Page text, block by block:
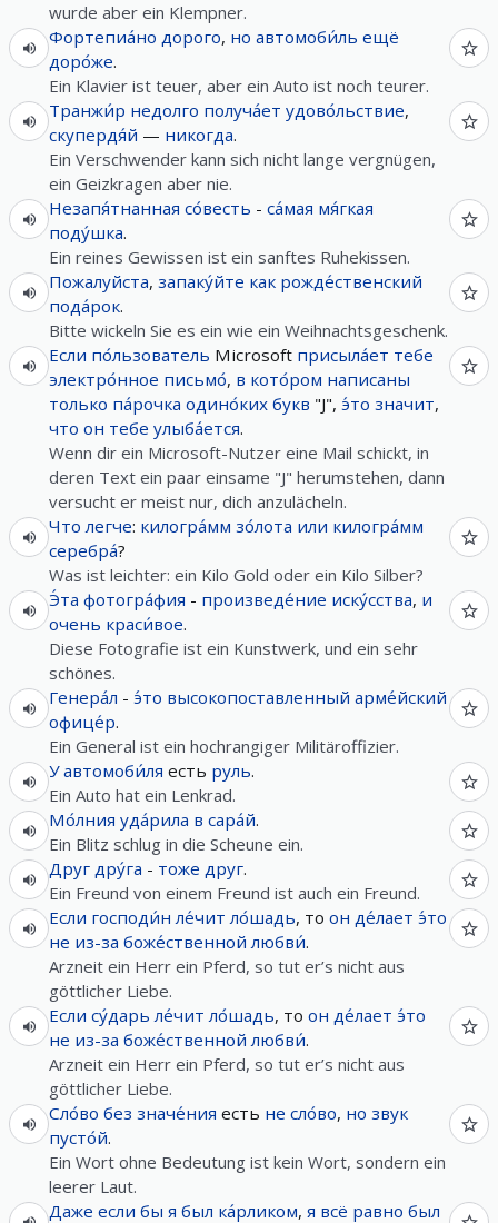
wurde aber ein Klempner.
Фортепиа́но дорого, но автомоби́ль ещё
доро́же.
Ein Klavier ist teuer, aber ein Auto ist noch teurer.
Транжи́р недолго получа́ет удово́льствие,
скупердя́й — никогда.
Ein Verschwender kann sich nicht lange vergnügen,
ein Geizkragen aber nie.
Незапя́тнанная со́весть - са́мая мя́гкая
поду́шка.
Ein reines Gewissen ist ein sanftes Ruhekissen.
Пожалуйста, запаку́йте как рожде́ственский
пода́рок.
Bitte wickeln Sie es ein wie ein Weihnachtsgeschenk.
Если по́льзователь Microsoft присыла́ет тебе
электро́нное письмо́, в кото́ром написаны
только па́рочка одино́ких букв "J", э́то значит,
что он тебе улыба́ется.
Wenn dir ein Microsoft-Nutzer eine Mail schickt, in
deren Text ein paar einsame "J" herumstehen, dann
versucht er meist nur, dich anzulächeln.
Что легче: килогра́мм зо́лота или килогра́мм
серебра́?
Was ist leichter: ein Kilo Gold oder ein Kilo Silber?
Э́та фотогра́фия - произведе́ние иску́сства, и
очень краси́вое.
Diese Fotografie ist ein Kunstwerk, und ein sehr
schönes.
Генера́л - э́то высокопоставленный арме́йский
офице́р.
Ein General ist ein hochrangiger Militäroffizier.
У автомоби́ля есть руль.
Ein Auto hat ein Lenkrad.
Мо́лния уда́рила в сара́й.
Ein Blitz schlug in die Scheune ein.
Друг дру́га - тоже друг.
Ein Freund von einem Freund ist auch ein Freund.
Если господи́н ле́чит ло́шадь, то он де́лает э́то
не из-за боже́ственной любви́.
Arzneit ein Herr ein Pferd, so tut er’s nicht aus
göttlicher Liebe.
Если су́дарь ле́чит ло́шадь, то он де́лает э́то
не из-за боже́ственной любви́.
Arzneit ein Herr ein Pferd, so tut er’s nicht aus
göttlicher Liebe.
Сло́во без значе́ния есть не сло́во, но звук
пусто́й.
Ein Wort ohne Bedeutung ist kein Wort, sondern ein
leerer Laut.
Даже если бы я был ка́рликом, я всё равно был